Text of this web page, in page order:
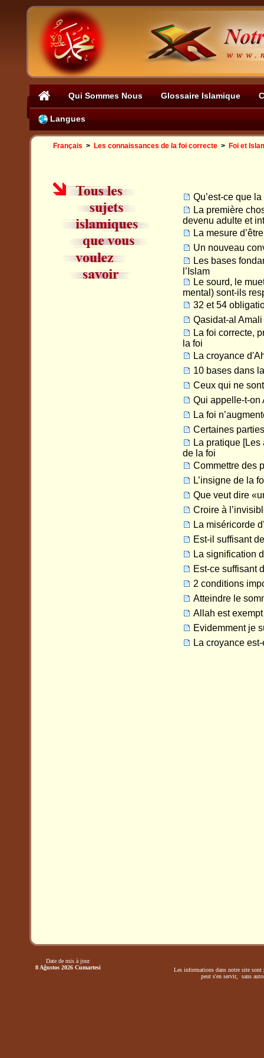
Qui Sommes Nous Glossaire Islamique
Langues
Français > Les connaissances de la foi correcte > Foi et
Qu’est-ce que la
La première
devenu adulte et
La mesure
Un nouveau
Les bases
l’Islam
Le sourd, le
mental) sont-ils
32 et 54
Qasidat-al Amali
La foi correcte,
la foi
La croyance
10 bases dans
Ceux qui ne
Qui appelle-t-on
La foi
Certaines
La pratique
de la foi
Commettre des
L’insigne de la
Que veut dire
Croire à
La miséricorde
Est-il suffisant
La signification
Est-ce suffisant
2 conditions
Atteindre le
Allah est
Evidemment je
La croyance
Date de mis à jour
8 Ağustos 2026 Cumartesi
Les informations dans notre site
peut s'en servir, sans